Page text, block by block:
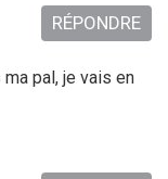
pal, je vais en
RÉPONDRE